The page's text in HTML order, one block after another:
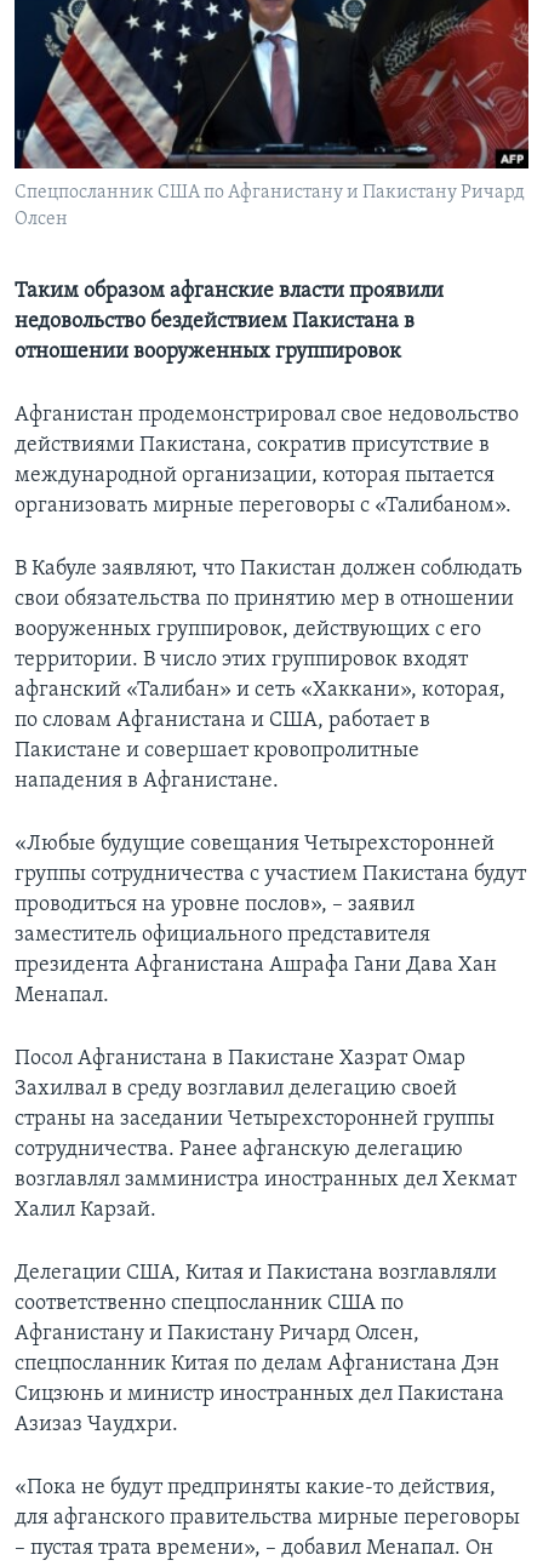
Learning English
СОЦИАЛЬНЫЕ СЕТИ
Языки
Спецпосланник США по Афганистану и Пакистану Ричард
Олсен
Таким образом афганские власти проявили
недовольство бездействием Пакистана в
отношении вооруженных группировок
Афганистан продемонстрировал свое недовольство
действиями Пакистана, сократив присутствие в
международной организации, которая пытается
организовать мирные переговоры с «Талибаном».
В Кабуле заявляют, что Пакистан должен соблюдать
свои обязательства по принятию мер в отношении
вооруженных группировок, действующих с его
территории. В число этих группировок входят
афганский «Талибан» и сеть «Хаккани», которая,
по словам Афганистана и США, работает в
Пакистане и совершает кровопролитные
нападения в Афганистане.
«Любые будущие совещания Четырехсторонней
группы сотрудничества с участием Пакистана будут
проводиться на уровне послов», – заявил
заместитель официального представителя
президента Афганистана Ашрафа Гани Дава Хан
Менапал.
Посол Афганистана в Пакистане Хазрат Омар
Захилвал в среду возглавил делегацию своей
страны на заседании Четырехсторонней группы
сотрудничества. Ранее афганскую делегацию
возглавлял замминистра иностранных дел Хекмат
Халил Карзай.
Делегации США, Китая и Пакистана возглавляли
соответственно спецпосланник США по
Афганистану и Пакистану Ричард Олсен,
спецпосланник Китая по делам Афганистана Дэн
Сицзюнь и министр иностранных дел Пакистана
Азизаз Чаудхри.
«Пока не будут предприняты какие-то действия,
для афганского правительства мирные переговоры
– пустая трата времени», – добавил Менапал. Он